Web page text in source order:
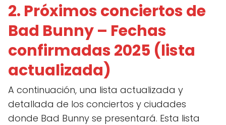
2. Próximos conciertos de
Bad Bunny – Fechas
confirmadas 2025 (lista
actualizada)
A continuación, una lista actualizada y
detallada de los conciertos y ciudades
donde Bad Bunny se presentará. Esta lista